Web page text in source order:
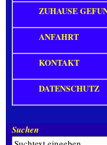
ZUHAUSE
ANFAHRT
KONTAKT
DATENSCHUTZ
Suchen